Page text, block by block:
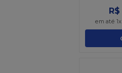
R$
em até 1x